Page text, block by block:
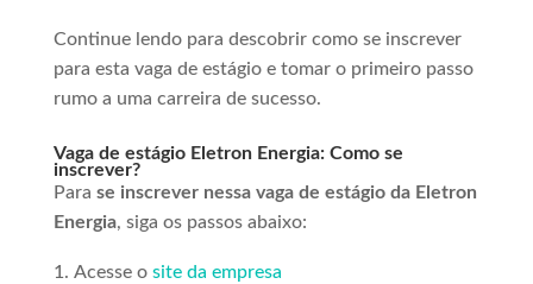
Continue lendo para descobrir como se inscrever
para esta vaga de estágio e tomar o primeiro passo
rumo a uma carreira de sucesso.
Vaga de estágio Eletron Energia: Como se
inscrever?
Para se inscrever nessa vaga de estágio da Eletron
Energia, siga os passos abaixo:
Acesse o site da empresa